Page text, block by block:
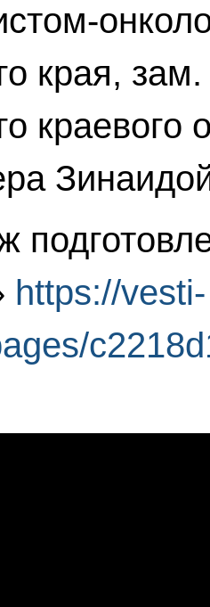
края, зам.
краевого
https://vesti-